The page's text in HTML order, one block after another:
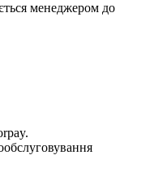
менеджером до